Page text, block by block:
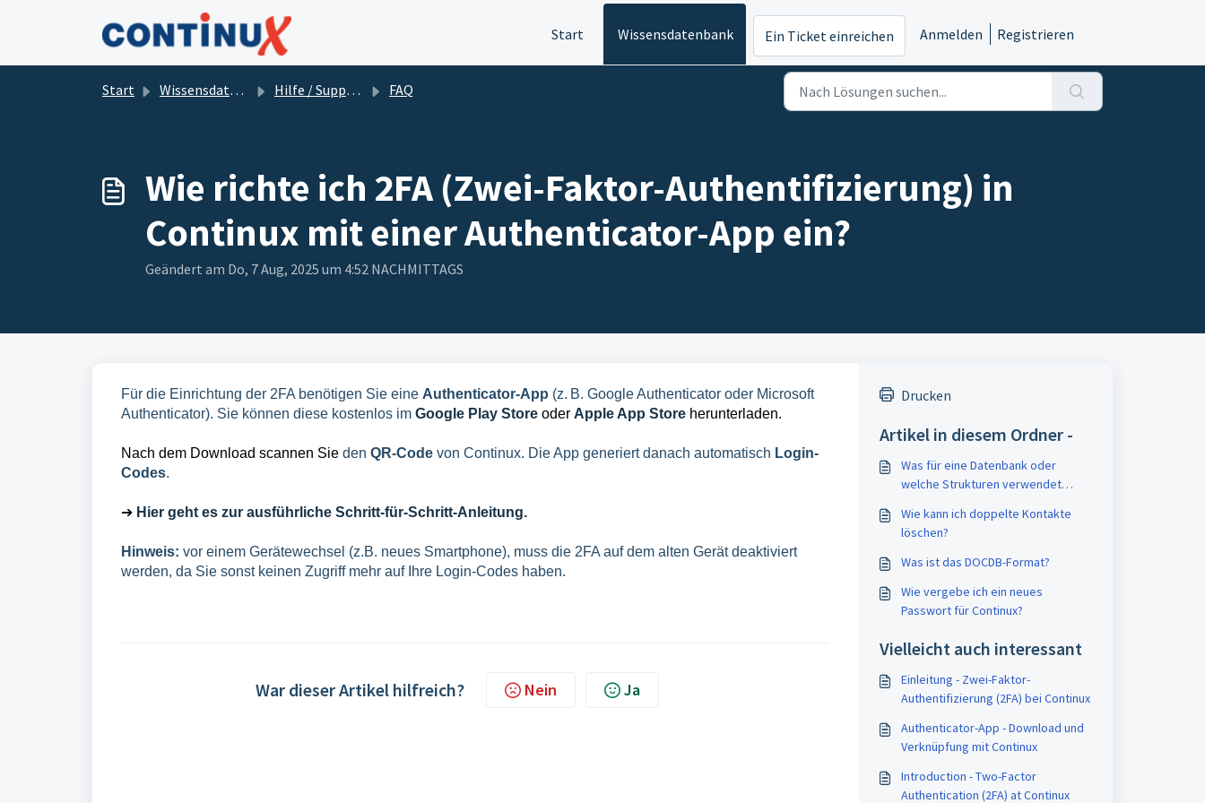
Zum hauptsächlichen Inhalt gehen
Start
Wissensdatenbank Ein Ticket einreichen Anmelden Registrieren
Start Wissensdatenbank Hilfe / Support FAQ
Wie richte ich 2FA (Zwei-Faktor-Authentifizierung) in
Continux mit einer Authenticator-App ein?
Geändert am Do, 7 Aug, 2025 um 4:52 NACHMITTAGS
Für die Einrichtung der 2FA benötigen Sie eine Authenticator-App (z. B. Google Authenticator oder Microsoft
Authenticator). Sie können diese kostenlos im Google Play Store oder Apple App Store herunterladen.
Nach dem Download scannen Sie den QR-Code von Continux. Die App generiert danach automatisch Login-
Codes.
➔ Hier geht es zur ausführliche Schritt-für-Schritt-Anleitung.
Hinweis: vor einem Gerätewechsel (z.B. neues Smartphone), muss die 2FA auf dem alten Gerät deaktiviert
werden, da Sie sonst keinen Zugriff mehr auf Ihre Login-Codes haben.
War dieser Artikel hilfreich? Nein Ja
Drucken
Artikel in diesem Ordner -
Was für eine Datenbank oder
welche Strukturen verwendet
Wie kann ich doppelte Kontakte
löschen?
Was ist das DOCDB-Format?
Wie vergebe ich ein neues
Passwort für Continux?
Vielleicht auch interessant
Einleitung - Zwei-Faktor-
Authentifizierung (2FA) bei Continux
Authenticator-App - Download und
Verknüpfung mit Continux
Introduction - Two-Factor
Authentication (2FA) at Continux